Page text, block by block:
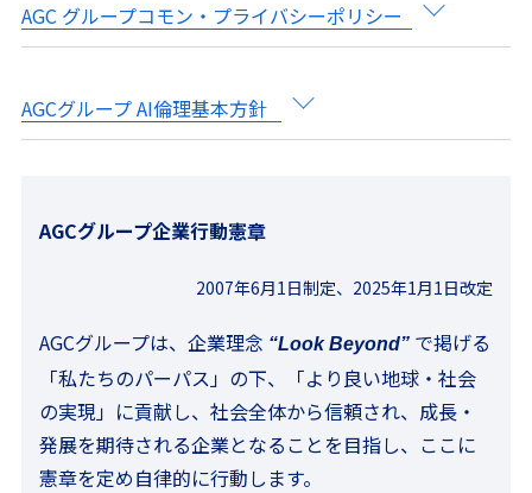
AGC グループコモン・プライバシーポリシー
AGCグループ AI倫理基本方針
AGCグループ企業行動憲章
2007年6月1日制定、2025年1月1日改定
AGCグループは、企業理念 “Look Beyond”で掲げる
「私たちのパーパス」の下、「より良い地球・社会
の実現」に貢献し、社会全体から信頼され、成長・
発展を期待される企業となることを目指し、ここに
憲章を定め自律的に行動します。